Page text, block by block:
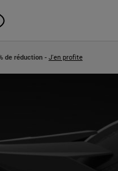
de réduction - J'en profite